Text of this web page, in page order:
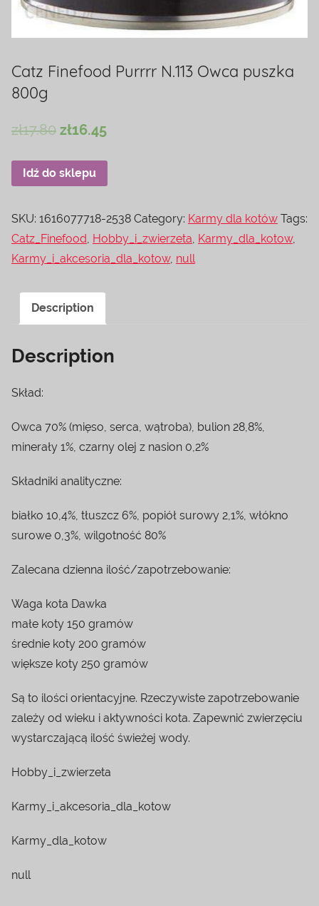
Catz Finefood Purrrr N.113 Owca puszka
800g
zł17.80 zł16.45
Idź do sklepu
SKU: 1616077718-2538 Category: Karmy dla kotów Tags:
Catz_Finefood, Hobby_i_zwierzeta, Karmy_dla_kotow,
Karmy_i_akcesoria_dla_kotow, null
Description
Description
Skład:
Owca 70% (mięso, serca, wątroba), bulion 28,8%,
minerały 1%, czarny olej z nasion 0,2%
Składniki analityczne:
białko 10,4%, tłuszcz 6%, popiół surowy 2,1%, włókno
surowe 0,3%, wilgotność 80%
Zalecana dzienna ilość/zapotrzebowanie:
Waga kota Dawka
małe koty 150 gramów
średnie koty 200 gramów
większe koty 250 gramów
Są to ilości orientacyjne. Rzeczywiste zapotrzebowanie
zależy od wieku i aktywności kota. Zapewnić zwierzęciu
wystarczającą ilość świeżej wody.
Hobby_i_zwierzeta
Karmy_i_akcesoria_dla_kotow
Karmy_dla_kotow
null